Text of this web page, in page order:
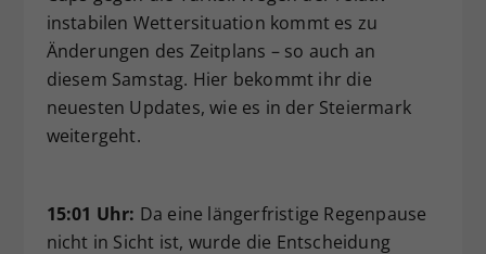
instabilen Wettersituation kommt es zu
Änderungen des Zeitplans – so auch an
diesem Samstag. Hier bekommt ihr die
neuesten Updates, wie es in der Steiermark
weitergeht.
15:01 Uhr: Da eine längerfristige Regenpause
nicht in Sicht ist, wurde die Entscheidung
Dieser Wert speichert Ihre Consent-
Einstellungen. Unter anderem eine
zufällig generierte ID, für die
historische Speicherung Ihrer
vorgenommen Einstellungen, falls der